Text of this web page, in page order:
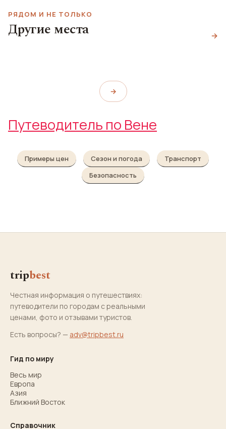
РЯДОМ И НЕ ТОЛЬКО
Другие места →
Церковь Вотивкирхе
→
Путеводитель по Вене
Примеры цен Сезон и погода
Транспорт
Безопасность
tripbest
Честная информация о путешествиях:
путеводители по городам с реальными
ценами, фото и отзывами туристов.
Есть вопросы? — adv@tripbest.ru
Гид по миру
Весь мир
Европа
Азия
Ближний Восток
Справочник